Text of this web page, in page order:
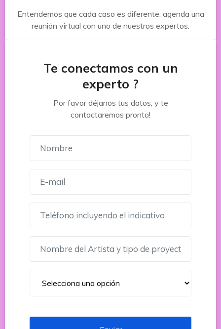
Entendemos que cada caso es diferente, agenda una
reunión virtual con uno de nuestros expertos.
Te conectamos con un
experto ?
Por favor déjanos tus datos, y te
contactaremos pronto!